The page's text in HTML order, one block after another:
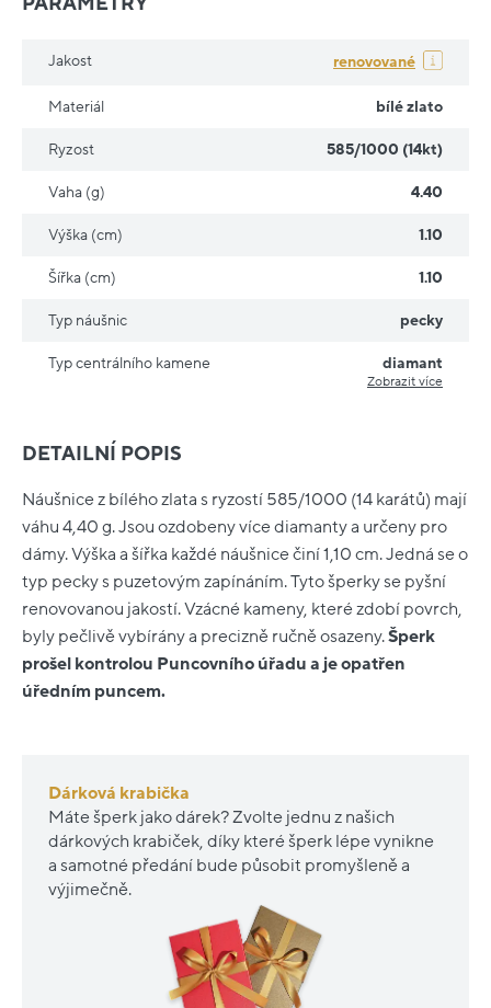
DETAILNÍ POPIS
Náušnice z bílého zlata s ryzostí 585/1000 (14 karátů) mají
váhu 4,40 g. Jsou ozdobeny více diamanty a určeny pro
dámy. Výška a šířka každé náušnice činí 1,10 cm. Jedná se o
typ pecky s puzetovým zapínáním. Tyto šperky se pyšní
renovovanou jakostí. Vzácné kameny, které zdobí povrch,
byly pečlivě vybírány a precizně ručně osazeny.Šperk
prošel kontrolou Puncovního úřadu a je opatřen
úředním puncem.
Dárková krabička
Máte šperk jako dárek? Zvolte jednu z našich
dárkových krabiček, díky které šperk lépe vynikne
a samotné předání bude působit promyšleně a
výjimečně.
PARAMETRY
Jakost renovované
Materiál bílé zlato
Ryzost 585/1000 (14kt)
Vaha (g) 4.40
Výška (cm) 1.10
Šířka (cm) 1.10
Typ náušnic pecky
Typ centrálního kamene diamant
Zobrazit více